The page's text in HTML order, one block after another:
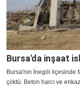
Bursa'da inşaat
Bursa'nın İnegöl ilçesinde
çöktü. Beton harcı ve